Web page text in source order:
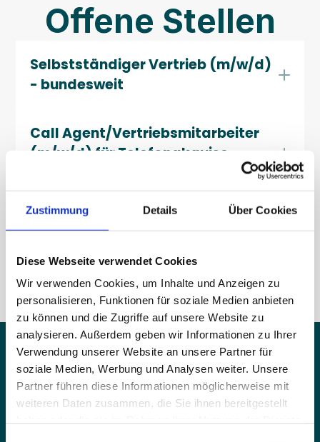
Zustimmung Details Über Cookies
Diese Webseite verwendet Cookies
Wir verwenden Cookies, um Inhalte und Anzeigen zu
personalisieren, Funktionen für soziale Medien anbieten
zu können und die Zugriffe auf unsere Website zu
analysieren. Außerdem geben wir Informationen zu Ihrer
Verwendung unserer Website an unsere Partner für
soziale Medien, Werbung und Analysen weiter. Unsere
Partner führen diese Informationen möglicherweise mit
weiteren Daten zusammen, die Sie ihnen bereitgestellt
Offene Stellen
Selbstständiger Vertrieb (m/w/d)
- bundesweit
Call Agent/Vertriebsmitarbeiter
(m/w/d) für Telefonakquise -
Content Bearbeitung und
(Teilzeit/Vollzeit)
Agentur
Home